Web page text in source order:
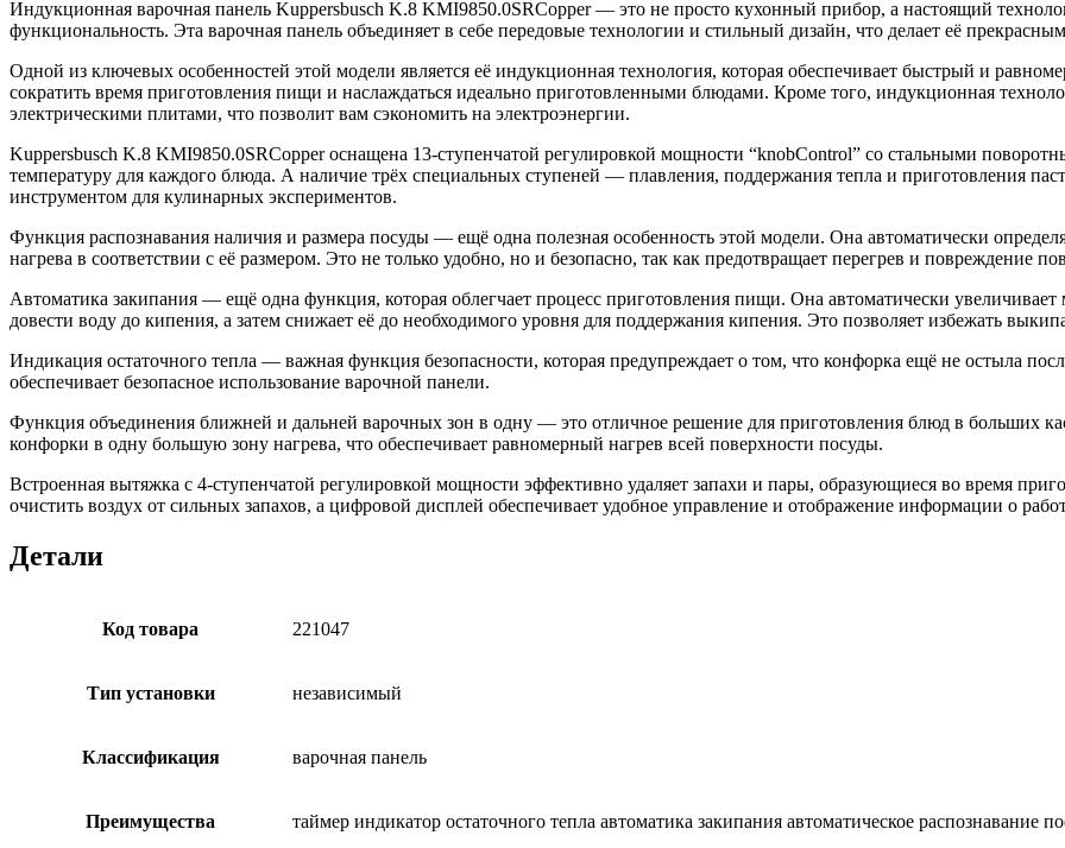
Индукционная варочная панель Kuppersbusch K.8 KMI9850.0SRCopper — это не просто кухонный прибор, а настоящий
функциональность. Эта варочная панель объединяет в себе передовые технологии и стильный дизайн, что делает её
Одной из ключевых особенностей этой модели является её индукционная технология, которая обеспечивает быстрый и
сократить время приготовления пищи и наслаждаться идеально приготовленными блюдами. Кроме того, индукционная
электрическими плитами, что позволит вам сэкономить на электроэнергии.
Kuppersbusch K.8 KMI9850.0SRCopper оснащена 13-ступенчатой регулировкой мощности “knobControl” cо стальными
температуру для каждого блюда. А наличие трёх специальных ступеней — плавления, поддержания тепла и приготовления
инструментом для кулинарных экспериментов.
Функция распознавания наличия и размера посуды — ещё одна полезная особенность этой модели. Она автоматически
нагрева в соответствии с её размером. Это не только удобно, но и безопасно, так как предотвращает перегрев и повреждение
Автоматика закипания — ещё одна функция, которая облегчает процесс приготовления пищи. Она автоматически
довести воду до кипения, а затем снижает её до необходимого уровня для поддержания кипения. Это позволяет избежать
Индикация остаточного тепла — важная функция безопасности, которая предупреждает о том, что конфорка ещё не остыла
обеспечивает безопасное использование варочной панели.
Функция объединения ближней и дальней варочных зон в одну — это отличное решение для приготовления блюд в больших
конфорки в одну большую зону нагрева, что обеспечивает равномерный нагрев всей поверхности посуды.
Встроенная вытяжка с 4-ступенчатой регулировкой мощности эффективно удаляет запахи и пары, образующиеся во время
очистить воздух от сильных запахов, а цифровой дисплей обеспечивает удобное управление и отображение информации о
Детали
Код товара 221047
Тип установки независимый
Классификация варочная панель
Преимущества таймер индикатор остаточного тепла автоматика закипания автоматическое распознавание